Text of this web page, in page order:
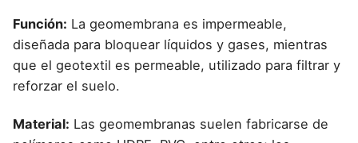
Función: La geomembrana es impermeable,
diseñada para bloquear líquidos y gases, mientras
que el geotextil es permeable, utilizado para filtrar y
reforzar el suelo.
Material: Las geomembranas suelen fabricarse de